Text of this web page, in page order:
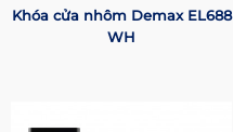
Khóa cửa nhôm Demax EL688
WH